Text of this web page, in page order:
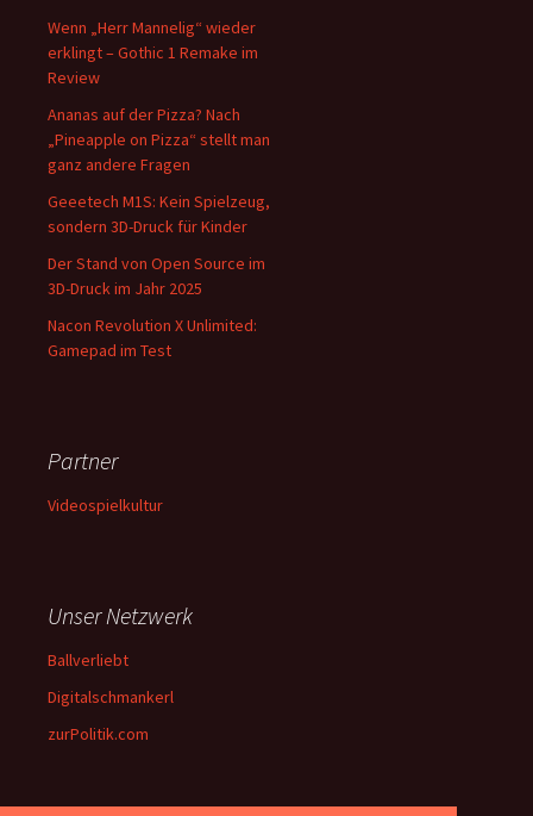
Wenn „Herr Mannelig“ wieder
erklingt – Gothic 1 Remake im
Review
Ananas auf der Pizza? Nach
„Pineapple on Pizza“ stellt man
ganz andere Fragen
Geeetech M1S: Kein Spielzeug,
sondern 3D-Druck für Kinder
Der Stand von Open Source im
3D-Druck im Jahr 2025
Nacon Revolution X Unlimited:
Gamepad im Test
Partner
Videospielkultur
Unser Netzwerk
Ballverliebt
Digitalschmankerl
zurPolitik.com